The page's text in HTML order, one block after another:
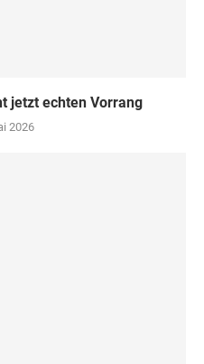
jetzt echten Vorrang
2026